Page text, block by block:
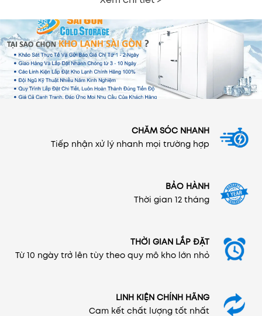
CHĂM SÓC NHANH
Tiếp nhận xử lý nhanh mọi trường hợp
BẢO HÀNH
Thời gian 12 tháng
THỜI GIAN LẮP ĐẶT
Từ 10 ngày trở lên tùy theo quy mô kho lớn nhỏ
LINH KIỆN CHÍNH HÃNG
Cam kết chất lượng tốt nhất